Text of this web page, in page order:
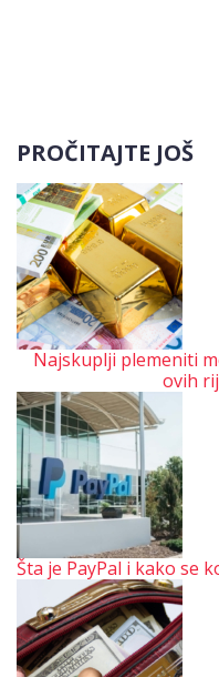
PROČITAJTE JOŠ
Najskuplji plemeniti
ovih
Šta je PayPal i kako se